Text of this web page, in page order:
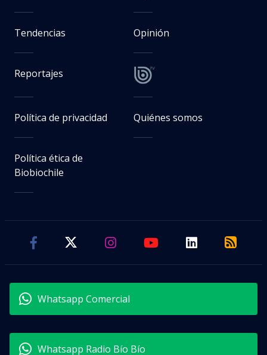
Tendencias Opinión
Reportajes
Política de privacidad Quiénes somos
Política ética de
Biobiochile
Whatsapp Comercial
Whatsapp Radio Bío Bío